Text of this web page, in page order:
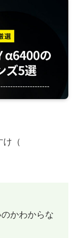
け（
かわからな